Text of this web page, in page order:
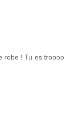
robe ! Tu es trooop